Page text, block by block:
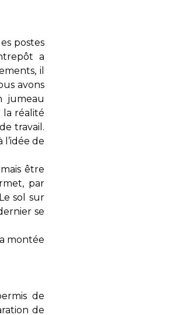
postes
a
il
avons
jumeau
la réalité
travail.
de
être
par
sol sur
se
montée
de
de